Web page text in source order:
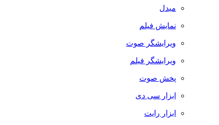
مبدل
نمایش فیلم
ویرایشگر صوت
ویرایشگر فیلم
پخش صوت
ابزار سی دی
ابزار رایت